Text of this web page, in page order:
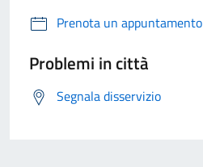
Prenota un appuntamento
Problemi in città
Segnala disservizio